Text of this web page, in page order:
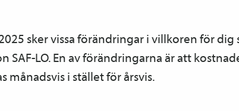
sker vissa förändringar i villkoren för
SAF-LO. En av förändringarna är att
månadsvis i stället för årsvis.